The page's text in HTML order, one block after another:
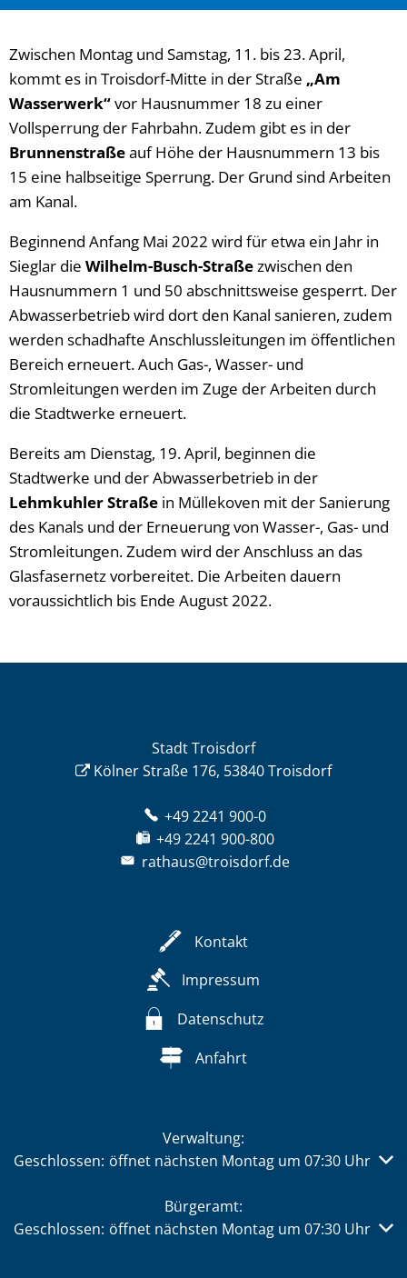
Zwischen Montag und Samstag, 11. bis 23. April,
kommt es in Troisdorf-Mitte in der Straße „Am
Wasserwerk“vor Hausnummer 18 zu einer
Vollsperrung der Fahrbahn. Zudem gibt es in der
Brunnenstraßeauf Höhe der Hausnummern 13 bis
15 eine halbseitige Sperrung. Der Grund sind Arbeiten
am Kanal.
Beginnend Anfang Mai 2022 wird für etwa ein Jahr in
Sieglar die Wilhelm-Busch-Straße zwischen den
Hausnummern 1 und 50 abschnittsweise gesperrt. Der
Abwasserbetrieb wird dort den Kanal sanieren, zudem
werden schadhafte Anschlussleitungen im öffentlichen
Bereich erneuert. Auch Gas-, Wasser- und
Stromleitungen werden im Zuge der Arbeiten durch
die Stadtwerke erneuert.
Bereits am Dienstag, 19. April, beginnen die
Stadtwerke und der Abwasserbetrieb in der
Lehmkuhler Straße in Müllekoven mit der Sanierung
des Kanals und der Erneuerung von Wasser-, Gas- und
Stromleitungen. Zudem wird der Anschluss an das
Glasfasernetz vorbereitet. Die Arbeiten dauern
voraussichtlich bis Ende August 2022.
Stadt Troisdorf
Kölner Straße 176, 53840 Troisdorf
+49 2241 900-0
+49 2241 900-800
rathaus@troisdorf.de
Kontakt
Impressum
Datenschutz
Anfahrt
Verwaltung:
Klicken, um weitere Öffnungs- oder Schließzeiten
Geschlossen: öffnet nächsten Montag um 07:30 Uhr
Bürgeramt:
Klicken, um weitere Öffnungs- oder Schließzeiten
Geschlossen: öffnet nächsten Montag um 07:30 Uhr